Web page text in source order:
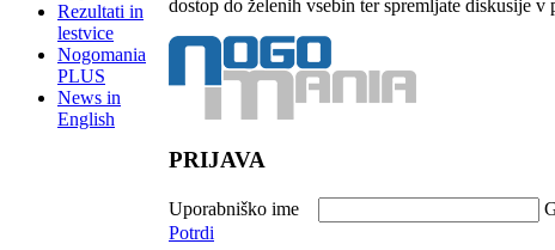
Rezultati in
lestvice
Nogomania
PLUS
News in
English
dostop do želenih vsebin ter spremljate diskusije
PRIJAVA
Uporabniško ime
Potrdi